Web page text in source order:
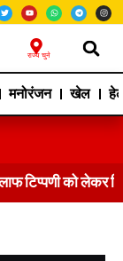
राज्य चुने
मनोरंजन खेल
टिप्पणी को लेकर